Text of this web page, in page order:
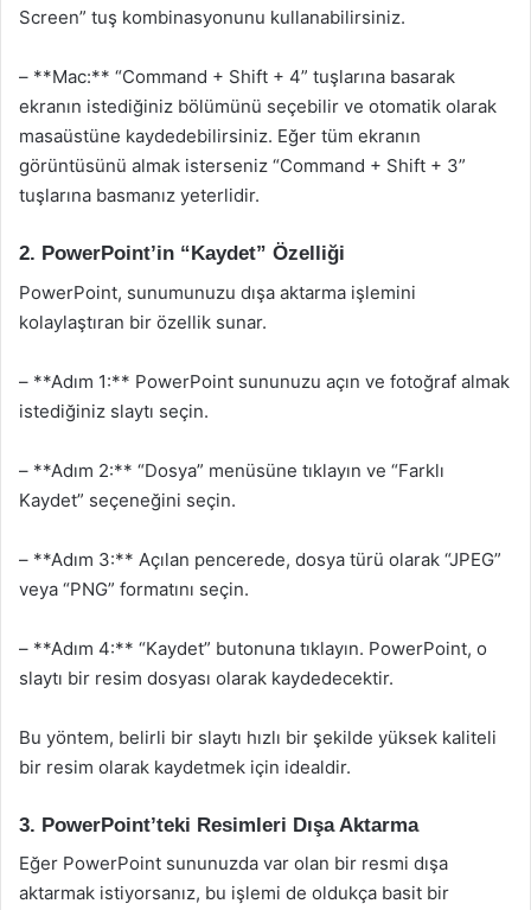
Screen” tuş kombinasyonunu kullanabilirsiniz.
– **Mac:** “Command + Shift + 4” tuşlarına basarak
ekranın istediğiniz bölümünü seçebilir ve otomatik olarak
masaüstüne kaydedebilirsiniz. Eğer tüm ekranın
görüntüsünü almak isterseniz “Command + Shift + 3”
tuşlarına basmanız yeterlidir.
2. PowerPoint’in “Kaydet” Özelliği
PowerPoint, sunumunuzu dışa aktarma işlemini
kolaylaştıran bir özellik sunar.
– **Adım 1:** PowerPoint sununuzu açın ve fotoğraf almak
istediğiniz slaytı seçin.
– **Adım 2:** “Dosya” menüsüne tıklayın ve “Farklı
Kaydet” seçeneğini seçin.
– **Adım 3:** Açılan pencerede, dosya türü olarak “JPEG”
veya “PNG” formatını seçin.
– **Adım 4:** “Kaydet” butonuna tıklayın. PowerPoint, o
slaytı bir resim dosyası olarak kaydedecektir.
Bu yöntem, belirli bir slaytı hızlı bir şekilde yüksek kaliteli
bir resim olarak kaydetmek için idealdir.
3. PowerPoint’teki Resimleri Dışa Aktarma
Eğer PowerPoint sununuzda var olan bir resmi dışa
aktarmak istiyorsanız, bu işlemi de oldukça basit bir